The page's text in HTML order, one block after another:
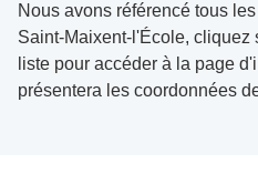
Nous avons référencé tous
Saint-Maixent-l'École, cliquez
liste pour accéder à la page
présentera les coordonnées